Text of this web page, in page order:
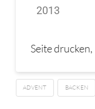
2013
Seite
ADVENT BACKEN